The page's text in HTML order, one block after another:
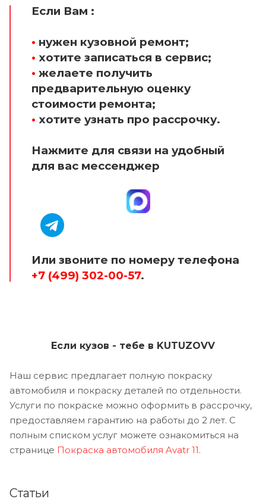
Если Вам :
• нужен кузовной ремонт;
• хотите записаться в сервис;
• желаете получить
предварительную оценку
стоимости ремонта;
• хотите узнать про рассрочку.
Нажмите для связи на удобный
для вас мессенджер
Или звоните по номеру телефона
+7 (499) 302-00-57.
Если кузов - тебе в KUTUZOVV
Наш сервис предлагает полную покраску
автомобиля и покраску деталей по отдельности.
Услуги по покраске можно оформить в рассрочку,
предоставляем гарантию на работы до 2 лет. С
полным списком услуг можете ознакомиться на
странице Покраска автомобиля Avatr 11.
Статьи